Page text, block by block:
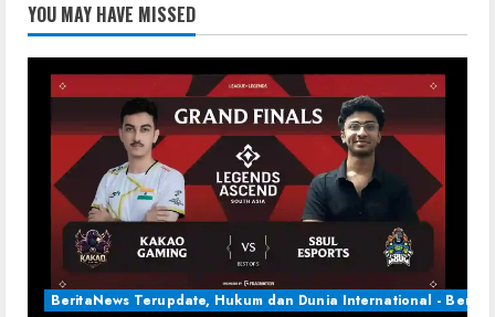
YOU MAY HAVE MISSED
BeritaNews Terupdate, Hukum dan Dunia International - Berita